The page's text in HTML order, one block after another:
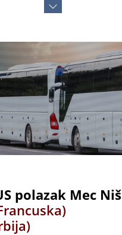
polazak Mec Niš